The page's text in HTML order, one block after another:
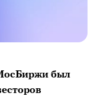
был